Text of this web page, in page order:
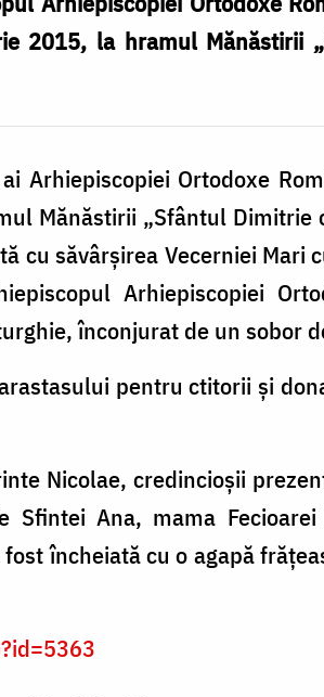
2015, la hramul Mănăstirii
Arhiepiscopiei Ortodoxe
Mănăstirii „Sfântul Dimitrie
cu săvârșirea Vecerniei Mari
Arhiepiscopiei
înconjurat de un sobor
pentru ctitorii și
Nicolae, credincioșii
Sfintei Ana, mama
încheiată cu o agapă